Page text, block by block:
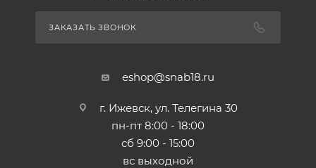
ЗАКАЗАТЬ ЗВОНОК
eshop@snab18.ru
г. Ижевск, ул. Телегина 30
пн-пт 8:00 - 18:00
сб 9:00 - 15:00
вс выходной